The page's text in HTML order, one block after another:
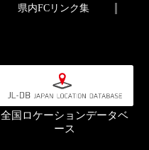
県内FCリンク集
全国ロケーションデータベ
ース